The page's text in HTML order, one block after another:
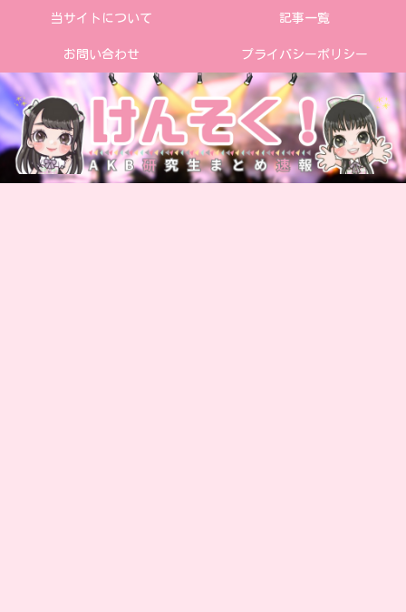
当サイトについて 記事一覧
お問い合わせ プライバシーポリシー